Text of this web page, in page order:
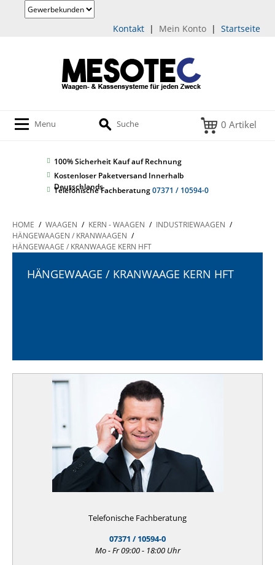
Startseite
|
Mein Konto
|
Kontakt
Menu Suche 0 Artikel
100% Sicherheit Kauf auf Rechnung
Kostenloser Paketversand Innerhalb
Deutschlands
Telefonische Fachberatung07371 / 10594-0
HOME / WAAGEN / KERN - WAAGEN / INDUSTRIEWAAGEN /
HÄNGEWAAGEN / KRANWAAGEN /
HÄNGEWAAGE / KRANWAAGE KERN HFT
HÄNGEWAAGE / KRANWAAGE KERN HFT
Telefonische Fachberatung
07371 / 10594-0
Mo - Fr 09:00 - 18:00 Uhr